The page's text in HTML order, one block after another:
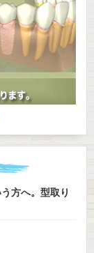
方へ。型取り